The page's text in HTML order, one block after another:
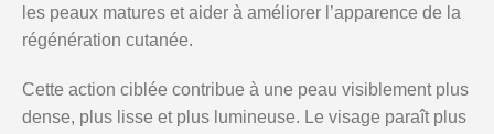
les peaux matures et aider à améliorer l’apparence de la
régénération cutanée.
Cette action ciblée contribue à une peau visiblement plus
dense, plus lisse et plus lumineuse. Le visage paraît plus